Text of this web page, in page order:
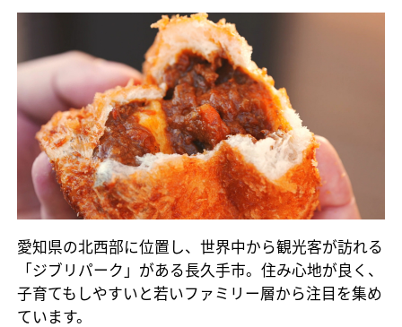
愛知県の北西部に位置し、世界中から観光客が訪れる
「ジブリパーク」がある長久手市。住み心地が良く、
子育てもしやすいと若いファミリー層から注目を集め
ています。